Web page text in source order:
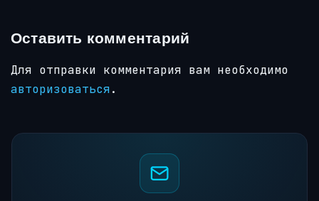
Оставить комментарий
Для отправки комментария вам необходимо
авторизоваться.